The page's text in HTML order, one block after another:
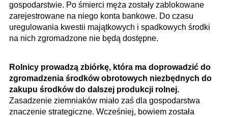
gospodarstwie. Po śmierci męża zostały zablokowane
zarejestrowane na niego konta bankowe. Do czasu
uregulowania kwestii majątkowych i spadkowych środki
na nich zgromadzone nie będą dostępne.
Rolnicy prowadzą zbiórkę, która ma doprowadzić do
zgromadzenia środków obrotowych niezbędnych do
zakupu środków do dalszej produkcji rolnej.
Zasadzenie ziemniaków miało zaś dla gospodarstwa
znaczenie strategiczne. Wcześniej, bowiem została